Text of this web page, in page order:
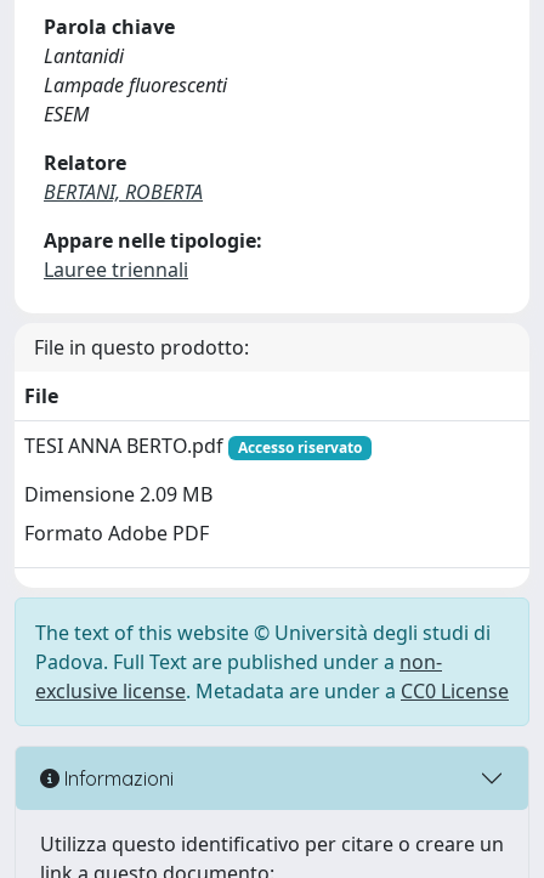
Parola chiave
Lantanidi
Lampade fluorescenti
ESEM
Relatore
BERTANI, ROBERTA
Appare nelle tipologie:
Lauree triennali
File in questo prodotto:
File
TESI ANNA BERTO.pdf
Accesso riservato
Dimensione 2.09 MB
Formato Adobe PDF
The text of this website © Università degli studi di
Padova. Full Text are published under a non-
exclusive license. Metadata are under a CC0 License
Informazioni
Utilizza questo identificativo per citare o creare un